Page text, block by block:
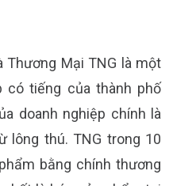
Thương Mại TNG là một
có tiếng của thành phố
doanh nghiệp chính là
lông thú. TNG trong 10
bằng chính thương